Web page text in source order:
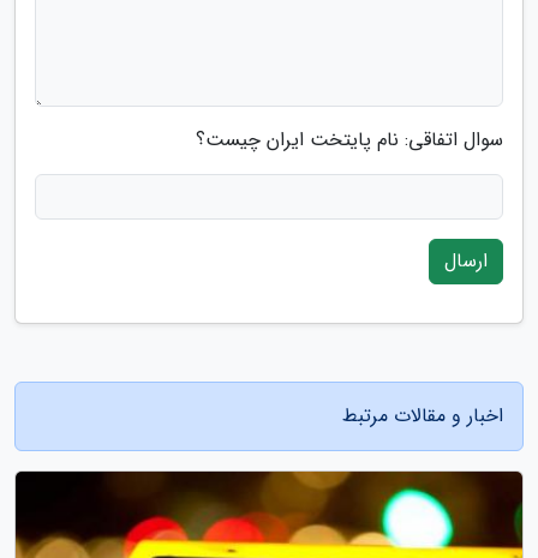
سوال اتفاقی: نام پایتخت ایران چیست؟
ارسال
اخبار و مقالات مرتبط